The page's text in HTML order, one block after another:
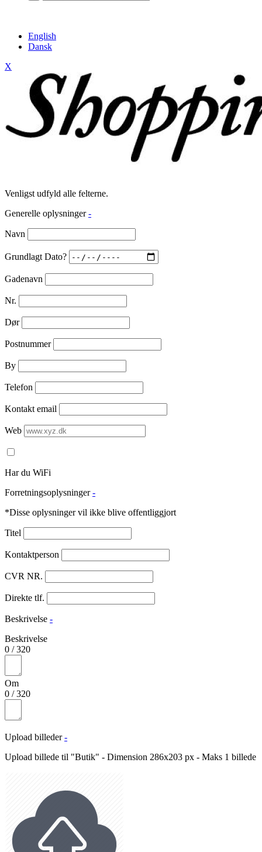
English
Dansk
X
Venligst udfyld alle felterne.
Generelle oplysninger -
Navn
Grundlagt Dato?
Gadenavn
Nr.
Dør
Postnummer
By
Telefon
Kontakt email
Web
Har du WiFi
Forretningsoplysninger -
*Disse oplysninger vil ikke blive offentliggjort
Titel
Kontaktperson
CVR NR.
Direkte tlf.
Beskrivelse -
Beskrivelse
0 /320
Om
0 /320
Upload billeder -
Upload billede til "Butik" - Dimension 286x203 px - Maks 1 billede